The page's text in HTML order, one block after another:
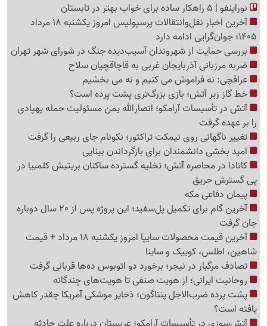
نوراینفو | 5 راهکار ساده برای خواب بهتر در تابستان
آخرین اخبار نقل‌وانتقالات پرسپولیس امروز یکشنبه 18 مرداد
1405؛ جوان‌گرایی ادامه دارد
بررسی حمایت از شهروندان آسیب‌دیده جنگ در شورای شهر تهران
ضربه مرزبانی آذربایجان غربی به قاچاقچیان سلاح
عراقچی: نه فراموش می کنیم و نه می بخشیم
خط گاز زیر آتش؛ بازی بزرگ‌تری پشت پرده است؟
آتش در تأسیسات آرامکو؛ انصارالله یمن مسئولیت حمله پهپادی
را بر عهده گرفت
تغییر ناگهانی روی نیمکت تراکتور؛ نکونام جای ربیعی را گرفت
امید بخشی دانشمندان برای بازگرداندن بینایی
کانادا در محاصره آتش؛ تخلیه گسترده ساکنان بریتیش کلمبیا در
پی گسترش حریق
پیمان دفاعی مکه
آخرین گام برای تکمیل پل‌سفید؛ این پروژه پس از 20 سال دوباره
جان گرفت
آخرین قیمت محصولات سایپا امروز یکشنبه 18 مرداد + قیمت
شاهین، اطلس، کوییک و ساینا
تصادف مرگبار در نیجر؛ برخورد دو اتوبوس ده‌ها قربانی گرفت
روحانیت ایرانی؛ از هویت صنفی تا هویت‌های چندگانه
پشت پرده ضرب‌الاجل پنتاگون؛ ذخایر موشکی آمریکا چقدر کاهش
یافته است؟